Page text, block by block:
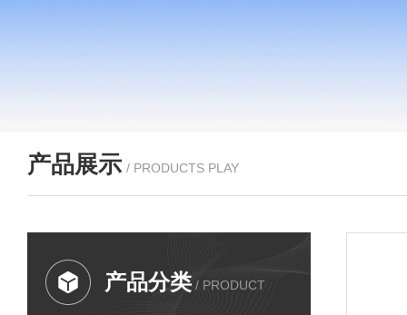
产品展示 / PRODUCTS PLAY
产品分类 / PRODUCT